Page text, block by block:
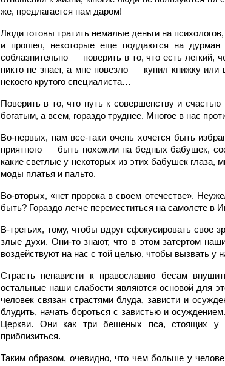
же, предлагается нам даром!
Люди готовы тратить немалые деньги на
и прошел, некоторые еще поддаются на дурман
соблазнительно — поверить в то, что есть
никто не знает, а мне повезло — купил книжку или
некоего крутого специалиста…
Поверить в то, что путь к совершенству и
богатым, а всем, гораздо труднее. Многое в нас
Во-первых, нам все-таки очень хочется быть
приятного — быть похожим на бедных бабушек,
какие светлые у некоторых из этих бабушек
моды платья и пальто.
Во-вторых, «нет пророка в своем отечестве».
быть? Гораздо легче переместиться на самолете в
В-третьих, тому, чтобы вдруг сфокусировать свое
злые духи. Они-то знают, что в этом затертом
воздействуют на нас с той целью, чтобы вызвать у
Страсть ненависти к православию бесам
остальные наши слабости являются основой для
человек связан страстями блуда, зависти и
блудить, начать бороться с завистью и
Церкви. Они как три бешеных пса, стоящих у
приблизиться.
Таким образом, очевидно, что чем больше у